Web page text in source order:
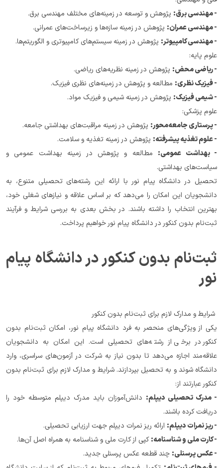
- مهندسی برق: پژوهش و توسعه در زمینه‌های مختلف مهندسی برق.
- مهندسی عمران: پژوهش در زمینه سازه‌ها و زیرساخت‌های عمرانی.
- مهندسی کامپیوتر: پژوهش در زمینه سیستم‌های کامپیوتری و الگوریتم‌ها.
علوم پایه:
- ریاضی محض: پژوهش در زمینه نظریه‌های ریاضی.
- فیزیک نظری: مطالعه و پژوهش در زمینه‌های نظری فیزیک.
- شیمی فیزیک: پژوهش در زمینه شیمی و فیزیک مواد.
علوم پزشکی:
- پرستاری جامعه‌محور:
پژوهش در زمینه مراقبت‌های بهداشتی جامعه.
- علوم تغذیه پیشرفته: پژوهش در زمینه تغذیه و سلامت.
- بهداشت عمومی:
سیاست‌های بهداشتی.
ثبت‌نام بدون کنکور در دانشگاه پیام نور خواهیم پرداخت.
نور
شرایط و مدارک لازم برای ثبت‌نام بدون کنکور
کنکور عبارتند از:
- مدرک تحصیلی دیپلم:
دریافت کرده باشند.
- ریز نمرات دیپلم: ارائه ریز نمرات دیپلم جهت ارزیابی تحصیلی.
- کارت ملی و شناسنامه: کپی از کارت ملی و شناسنامه به همراه اصل آن‌ها.
- عکس پرسنلی: چند قطعه عکس پرسنلی جدید.